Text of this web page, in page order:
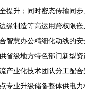
升；同时密态传输同
缘制造等高运用跨权限嵌
慧办公精细化动线的
级地方特色部门新型资
业化技术团队分工配
业升级储备整体供电